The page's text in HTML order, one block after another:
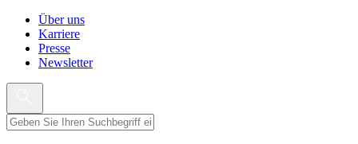
Über uns
Karriere
Presse
Newsletter